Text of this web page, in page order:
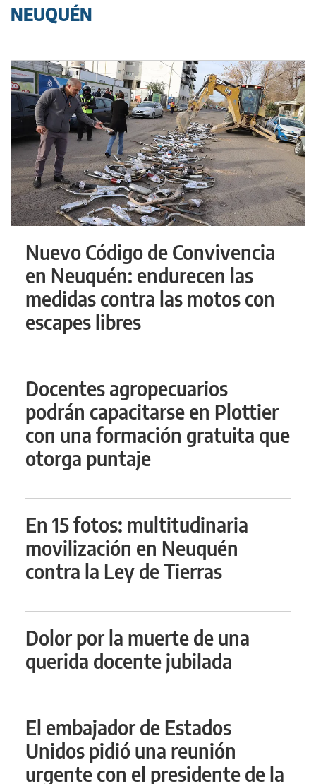
NEUQUÉN
Nuevo Código de Convivencia
en Neuquén: endurecen las
medidas contra las motos con
escapes libres
Docentes agropecuarios
podrán capacitarse en Plottier
con una formación gratuita que
otorga puntaje
En 15 fotos: multitudinaria
movilización en Neuquén
contra la Ley de Tierras
Dolor por la muerte de una
querida docente jubilada
El embajador de Estados
Unidos pidió una reunión
urgente con el presidente de la